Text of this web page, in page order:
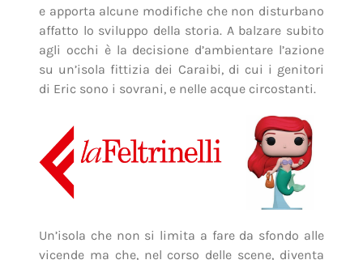
e apporta alcune modifiche che non disturbano
affatto lo sviluppo della storia. A balzare subito
agli occhi è la decisione d’ambientare l’azione
su un’isola fittizia dei Caraibi, di cui i genitori
di Eric sono i sovrani, e nelle acque circostanti.
Un’isola che non si limita a fare da sfondo alle
vicende ma che, nel corso delle scene, diventa